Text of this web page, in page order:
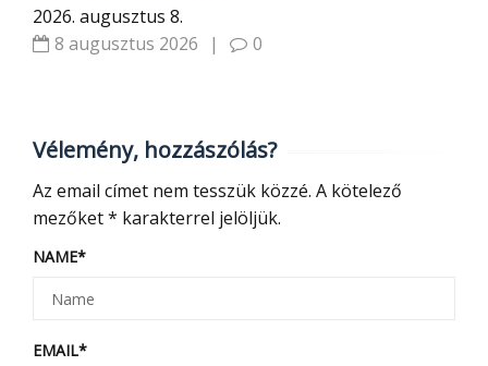
2026. augusztus 8.
8 augusztus 2026
| 0
Vélemény, hozzászólás?
Az email címet nem tesszük közzé. A kötelező
mezőket* karakterrel jelöljük.
NAME*
EMAIL*